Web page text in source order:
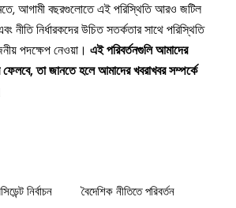
আগামী বছরগুলোতে এই পরিস্থিতি আরও জটিল
নীতি নির্ধারকদের উচিত সতর্কতার সাথে পরিস্থিতি
পদক্ষেপ নেওয়া। এই পরিবর্তনগুলি আমাদের
তা জানতে হলে আমাদের খবরাখবর সম্পর্কে
নির্বাচন
বৈদেশিক নীতিতে পরিবর্তন